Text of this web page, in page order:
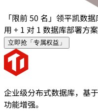
「限前 50 名」领平凯数
用 + 1 对 1 数据库部署方案
立即抢「专属权益」
企业级分布式数据库，基
功能增强。